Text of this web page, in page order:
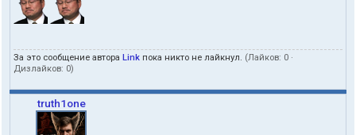
За это сообщение автора Link пока никто не лайкнул. (Лайков: 0 ·
Дизлайков: 0)
truth1one